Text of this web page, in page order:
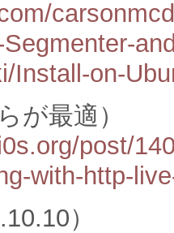
Install-on-
が最適）
post/
with-http-
）